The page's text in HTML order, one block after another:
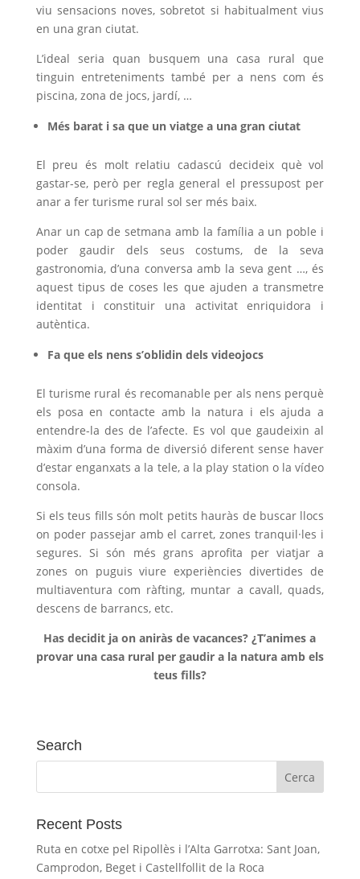
viu sensacions noves, sobretot si habitualment vius
en una gran ciutat.
L’ideal seria quan busquem una casa rural que
tinguin entreteniments també per a nens com és
piscina, zona de jocs, jardí, …
Més barat i sa que un viatge a una gran ciutat
El preu és molt relatiu cadascú decideix què vol
gastar-se, però per regla general el pressupost per
anar a fer turisme rural sol ser més baix.
Anar un cap de setmana amb la família a un poble i
poder gaudir dels seus costums, de la seva
gastronomia, d’una conversa amb la seva gent …, és
aquest tipus de coses les que ajuden a transmetre
identitat i constituir una activitat enriquidora i
autèntica.
Fa que els nens s’oblidin dels videojocs
El turisme rural és recomanable per als nens perquè
els posa en contacte amb la natura i els ajuda a
entendre-la des de l’afecte. Es vol que gaudeixin al
màxim d’una forma de diversió diferent sense haver
d’estar enganxats a la tele, a la play station o la vídeo
consola.
Si els teus fills són molt petits hauràs de buscar llocs
on poder passejar amb el carret, zones tranquil·les i
segures. Si són més grans aprofita per viatjar a
zones on puguis viure experiències divertides de
multiaventura com ràfting, muntar a cavall, quads,
descens de barrancs, etc.
Has decidit ja on aniràs de vacances? ¿T’animes a
provar una casa rural per gaudir a la natura amb els
teus fills?
Search
Recent Posts
Ruta en cotxe pel Ripollès i l’Alta Garrotxa: Sant Joan,
Camprodon, Beget i Castellfollit de la Roca